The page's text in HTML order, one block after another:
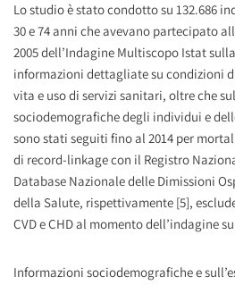
Lo studio è stato condotto su 132.686
30 e 74 anni che avevano partecipato
2005 dell’Indagine Multiscopo Istat
informazioni dettagliate su condizioni
vita e uso di servizi sanitari, oltre che
sociodemografiche degli individui e
sono stati seguiti fino al 2014 per
di record-linkage con il Registro
Database Nazionale delle Dimissioni
della Salute, rispettivamente [5],
CVD e CHD al momento dell’indagine
Informazioni sociodemografiche e